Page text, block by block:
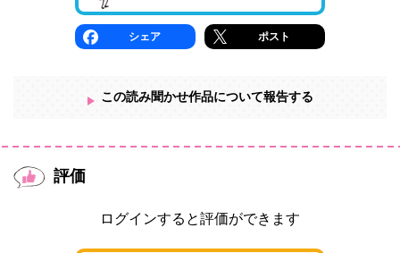
シェア ポスト
この読み聞かせ作品について報告する
評価
ログインすると評価ができます